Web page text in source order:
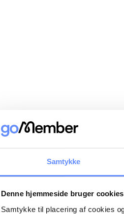
Samtykke
Denne hjemmeside bruger cookies
Samtykke til placering af cookies